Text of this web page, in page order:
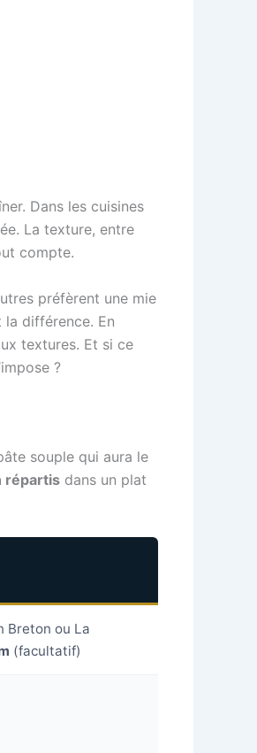
Dans les cuisines
La texture, entre
compte.
préfèrent une mie
différence. En
textures. Et si ce
?
souple qui aura le
répartis dans un plat
Breton ou La
(facultatif)